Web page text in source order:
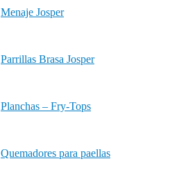
Menaje Josper
Parrillas Brasa Josper
Planchas – Fry-Tops
Quemadores para paellas